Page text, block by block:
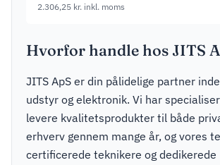
2.306,25 kr. inkl. moms
Hvorfor handle hos JITS
JITS ApS er din pålidelige partner
udstyr og elektronik. Vi har
levere kvalitetsprodukter til både
erhverv gennem mange år, og vores
certificerede teknikere og dedikerede